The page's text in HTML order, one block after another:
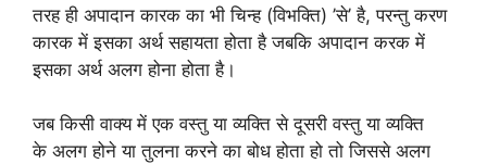
तरह ही अपादान कारक का भी चिन्ह (विभक्ति) ’से’ है, परन्तु करण
कारक में इसका अर्थ सहायता होता है जबकि अपादान करक में
इसका अर्थ अलग होना होता है।
जब किसी वाक्य में एक वस्तु या व्यक्ति से दूसरी वस्तु या व्यक्ति
के अलग होने या तुलना करने का बोध होता हो तो जिससे अलग